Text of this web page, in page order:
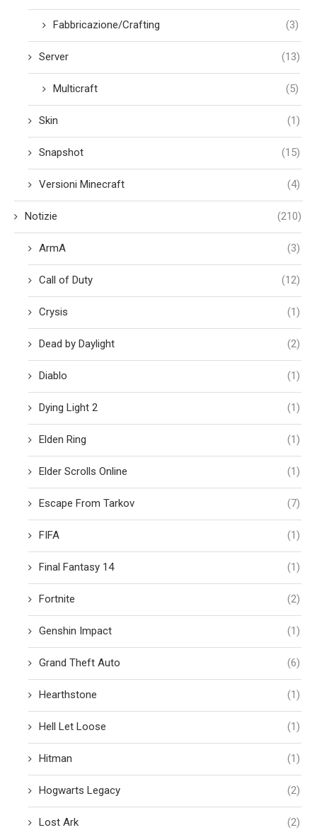
Fabbricazione/Crafting (3)
Server (13)
Multicraft (5)
Skin (1)
Snapshot (15)
Versioni Minecraft (4)
Notizie (210)
ArmA (3)
Call of Duty (12)
Crysis (1)
Dead by Daylight (2)
Diablo (1)
Dying Light 2 (1)
Elden Ring (1)
Elder Scrolls Online (1)
Escape From Tarkov (7)
FIFA (1)
Final Fantasy 14 (1)
Fortnite (2)
Genshin Impact (1)
Grand Theft Auto (6)
Hearthstone (1)
Hell Let Loose (1)
Hitman (1)
Hogwarts Legacy (2)
Lost Ark (2)